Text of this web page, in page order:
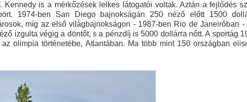
Kennedy is a mérkőzések lelkes látogatói voltak. Aztán a fejlődés
1974-ben San Diego bajnokságán 250 néző előtt 1500
míg az első világbajnokságon - 1987-ben Rio de Janeiróban -
izgulta végig a döntőt, s a pénzdíj is 5000 dollárra nőtt. A sportág
olimpia történetébe, Atlantában. Ma több mint 150 országban